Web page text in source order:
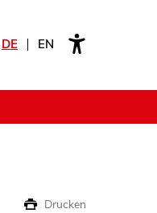
DE EN
Drucken